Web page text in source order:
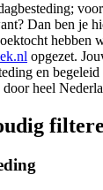
Dan ben je
hebben
opgezet.
en
door heel